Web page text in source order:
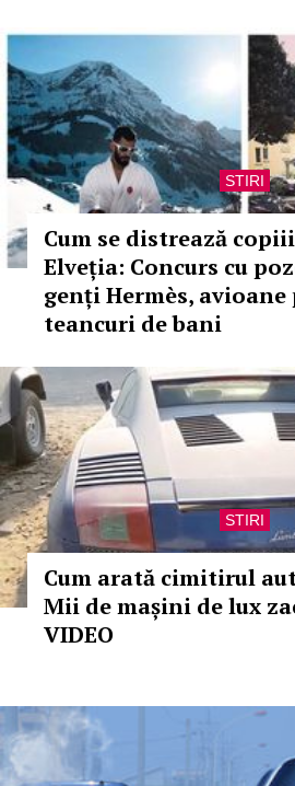
STIRI
Cum se distrează
Elveția: Concurs cu
genți Hermès,
teancuri de bani
STIRI
Cum arată cimitirul
Mii de mașini de lux
VIDEO